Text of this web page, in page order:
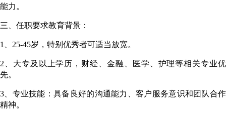
能力。
三、任职要求教育背景：
1、25-45岁，特别优秀者可适当放宽。
2、大专及以上学历，财经、金融、医学、护理等相关专业优
先。
3、专业技能：具备良好的沟通能力、客户服务意识和团队合作
精神。